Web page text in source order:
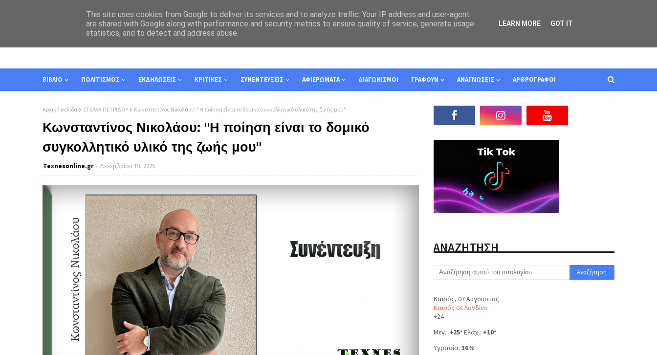
ΣΧΕΤΙΚΑ ΕΠΙΚΟΙΝΩΝΙΑ
ΒΙΒΛΙΟ ΠΟΛΙΤΙΣΜΟΣ ΕΚΔΗΛΩΣΕΙΣ ΚΡΙΤΙΚΕΣ ΣΥΝΕΝΤΕΥΞΕΙΣ ΑΦΙΕΡΩΜΑΤΑ ΔΙΑΓΩΝΙΣΜΟΙ ΓΡΑΦΟΥΝ ΑΝΑΓΝΩΣΕΙΣ ΑΡΘΡΟΓΡΑΦΟΙ
Αρχική σελίδα ΣΤΕΛΛΑ ΠΕΤΡΙΔΟΥ Κωνσταντίνος Νικολάου: "Η ποίηση είναι το δομικό συγκολλητικό υλικό της ζωής μου"
Κωνσταντίνος Νικολάου: "Η ποίηση είναι το δομικό
συγκολλητικό υλικό της ζωής μου"
Texnesοnline.gr Δεκεμβρίου 19, 2025
ΑΝΑΖΗΤΗΣΗ
Καιρός, 07 Αύγουστος
Καιρός σε Λονδίνο
+24
Μεγ.: +25° Ελάχ.: +10°
Υγρασία: 36%
This site uses cookies from Google to deliver its services and to analyze traffic. Your IP address and user-agent
are shared with Google along with performance and security metrics to ensure quality of service, generate usage
statistics, and to detect and address abuse.
LEARN MORE GOT IT